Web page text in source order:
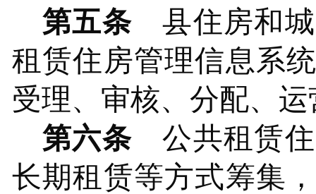
第五条
县住房和
租赁住房管理信息系
受理、审核、分配、
第六条
公共租赁
长期租赁等方式筹集